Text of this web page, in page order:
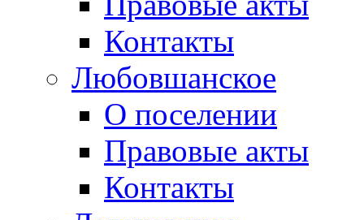
Контакты
Любовшанское
О поселении
Правовые акты
Контакты